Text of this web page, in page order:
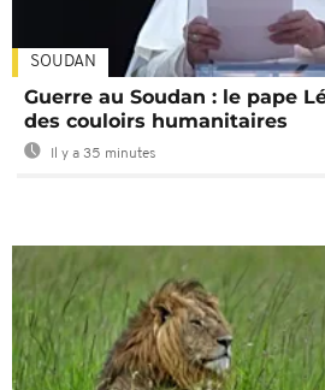
SOUDAN
Guerre au Soudan : le pape
des couloirs humanitaires
Il y a 35 minutes